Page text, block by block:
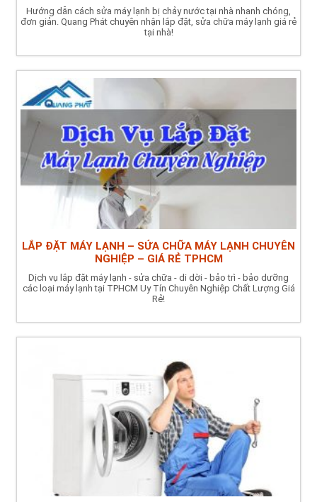
Hướng dẫn cách sửa máy lạnh bị chảy nước tại nhà nhanh chóng,
đơn giản. Quang Phát chuyên nhận lắp đặt, sửa chữa máy lạnh giá rẻ
tại nhà!
LẮP ĐẶT MÁY LẠNH – SỬA CHỮA MÁY LẠNH CHUYÊN
NGHIỆP – GIÁ RẺ TPHCM
Dịch vụ lắp đặt máy lạnh - sửa chữa - di dời - bảo trì - bảo dưỡng
các loại máy lạnh tại TPHCM Uy Tín Chuyên Nghiệp Chất Lượng Giá
Rẻ!